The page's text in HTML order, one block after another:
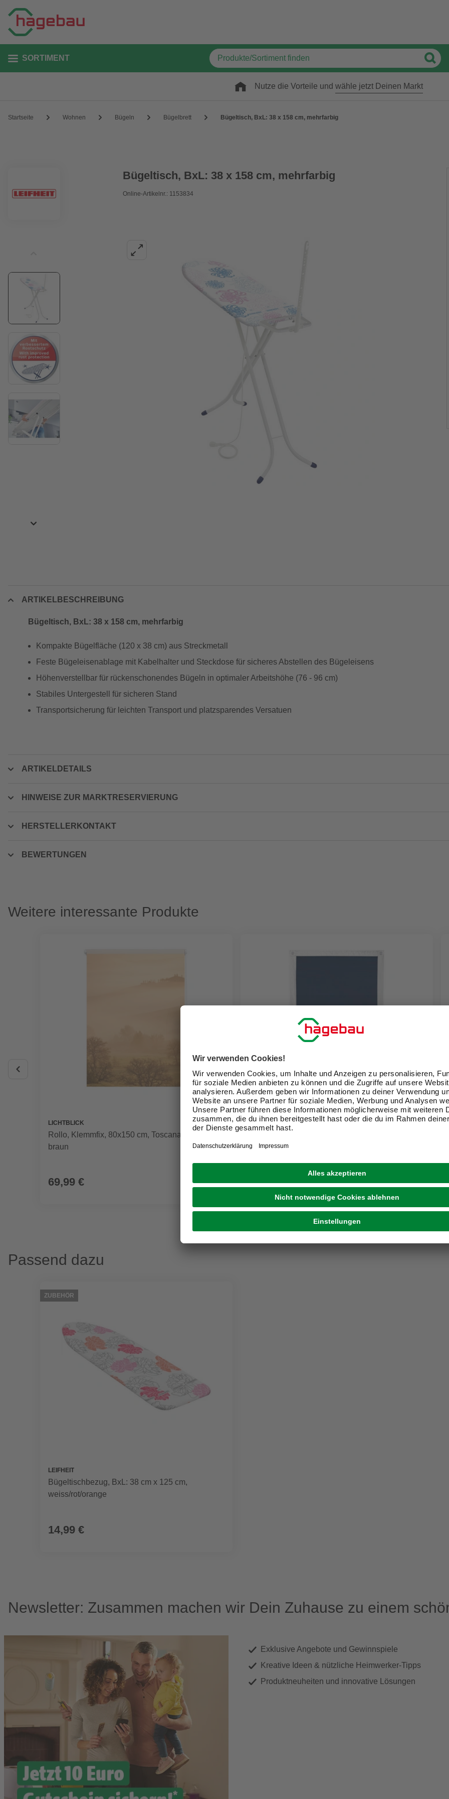
SORTIMENT
Nutze die Vorteile und wähle jetzt Deinen Markt
Startseite Wohnen Bügeln Bügelbrett Bügeltisch, BxL: 38 x 158 cm, mehrfarbig
Bügeltisch, BxL: 38 x 158 cm, mehrfarbig
Online-Artikelnr.: 1153834
ARTIKELBESCHREIBUNG
Bügeltisch, BxL: 38 x 158 cm, mehrfarbig
Kompakte Bügelfläche (120 x 38 cm) aus Streckmetall
Feste Bügeleisenablage mit Kabelhalter und Steckdose für sicheres Abstellen des Bügeleisens
Höhenverstellbar für rückenschonendes Bügeln in optimaler Arbeitshöhe (76 - 96 cm)
Stabiles Untergestell für sicheren Stand
Transportsicherung für leichten Transport und platzsparendes Versatuen
ARTIKELDETAILS
HINWEISE ZUR MARKTRESERVIERUNG
HERSTELLERKONTAKT
BEWERTUNGEN
Weitere interessante Produkte
LICHTBLICK
Rollo, ‎‎Klemmfix, 80x150 cm‎‎, Toscana, orange
braun
69,99 €
LICHTBLICK
cm, blau
26,99 €
Passend dazu
ZUBEHÖR
LEIFHEIT
Bügeltischbezug, BxL: 38 cm x 125 cm,
weiss/rot/orange
14,99 €
Newsletter: Zusammen machen wir Dein Zuhause zu einem
Exklusive Angebote und Gewinnspiele
Kreative Ideen & nützliche Heimwerker-Tipps
Produktneuheiten und innovative Lösungen